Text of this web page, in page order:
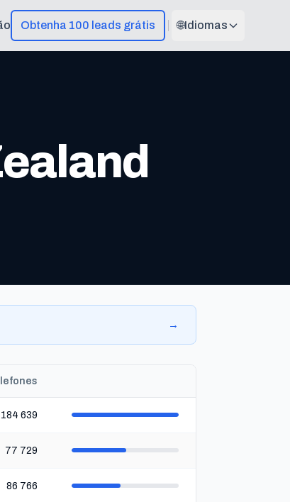
Obtenha 100 leads grátis 🌐Idiomas
→
184 639
77 729
86 766